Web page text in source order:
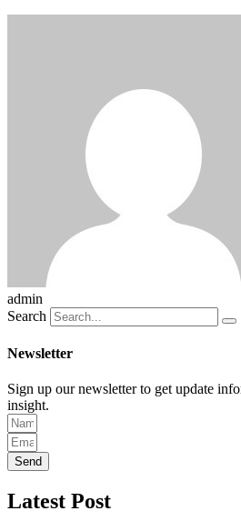
admin
Search
Newsletter
Sign up our newsletter to get update
insight.
Send
Latest Post